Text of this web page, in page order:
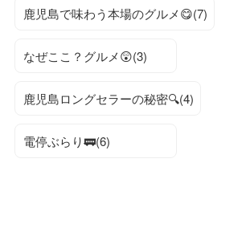
鹿児島で味わう本場のグルメ😋(7)
なぜここ？グルメ😲(3)
鹿児島ロングセラーの秘密🔍(4)
電停ぶらり🚃(6)